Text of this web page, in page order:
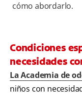
cómo abordarlo.
Condiciones
necesidades
La Academia de
niños con